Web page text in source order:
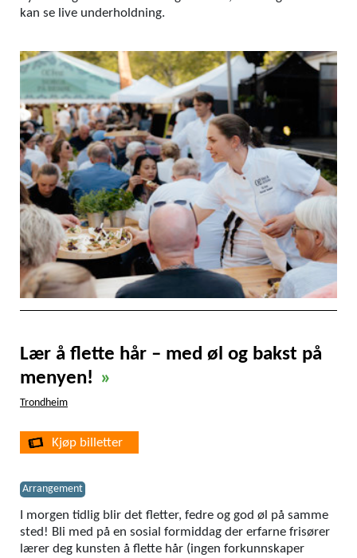
kan se live underholdning.
Lær å flette hår – med øl og bakst på
menyen! »
Trondheim
Kjøp billetter
Arrangement
I morgen tidlig blir det fletter, fedre og god øl på samme
sted! Bli med på en sosial formiddag der erfarne frisører
lærer deg kunsten å flette hår (ingen forkunnskaper